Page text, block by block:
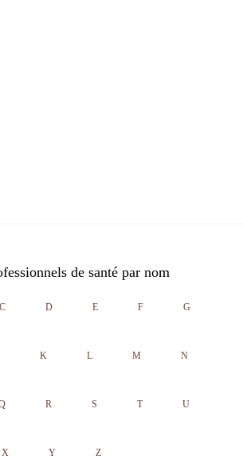
de santé par nom
C D E F G
K L M N
R S T U
X Y Z